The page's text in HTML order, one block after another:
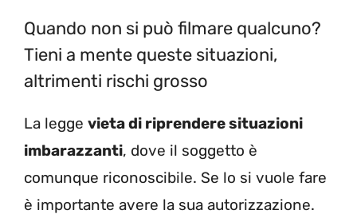
Quando non si può filmare qualcuno?
Tieni a mente queste situazioni,
altrimenti rischi grosso
La legge vieta di riprendere situazioni
imbarazzanti, dove il soggetto è
comunque riconoscibile. Se lo si vuole fare
è importante avere la sua autorizzazione.